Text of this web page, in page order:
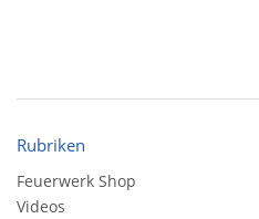
Rubriken
Feuerwerk Shop
Videos